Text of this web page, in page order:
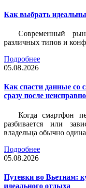
Как выбрать
Современный
различных типов и
Подробнее
05.08.2026
Как спасти данные со
сразу после
Когда смартфон
разбивается или
владельца обычно
Подробнее
05.08.2026
Путевки во Вьетнам:
идеального отдыха